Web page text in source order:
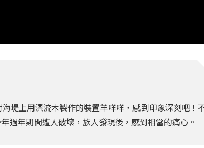
堤上用漂流木製作的裝置羊咩咩，感到印象深刻吧！
過年期間遭人破壞，族人發現後，感到相當的痛心。